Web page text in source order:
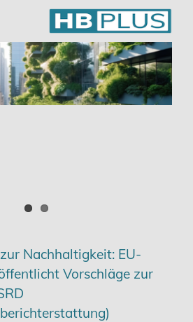
Nachhaltigkeit: EU-
Vorschläge zur